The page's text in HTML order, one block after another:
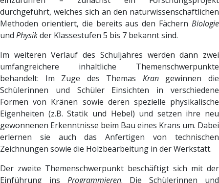
durchgeführt, welches sich an den naturwissenschaftlichen
Methoden orientiert, die bereits aus den Fächern Biologie
und Physikder Klassestufen 5 bis 7 bekannt sind.
Im weiteren Verlauf des Schuljahres werden dann zwei
umfangreichere inhaltliche Themenschwerpunkte
behandelt: Im Zuge des Themas Krangewinnen die
Schülerinnen und Schüler Einsichten in verschiedene
Formen von Kränen sowie deren spezielle physikalische
Eigenheiten (z.B. Statik und Hebel) und setzen ihre neu
gewonnenen Erkenntnisse beim Bau eines Krans um. Dabei
erlernen sie auch das Anfertigen von technischen
Zeichnungen sowie die Holzbearbeitung in der Werkstatt.
Der zweite Themenschwerpunkt beschäftigt sich mit der
Einführung ins Programmieren. Die Schülerinnen und